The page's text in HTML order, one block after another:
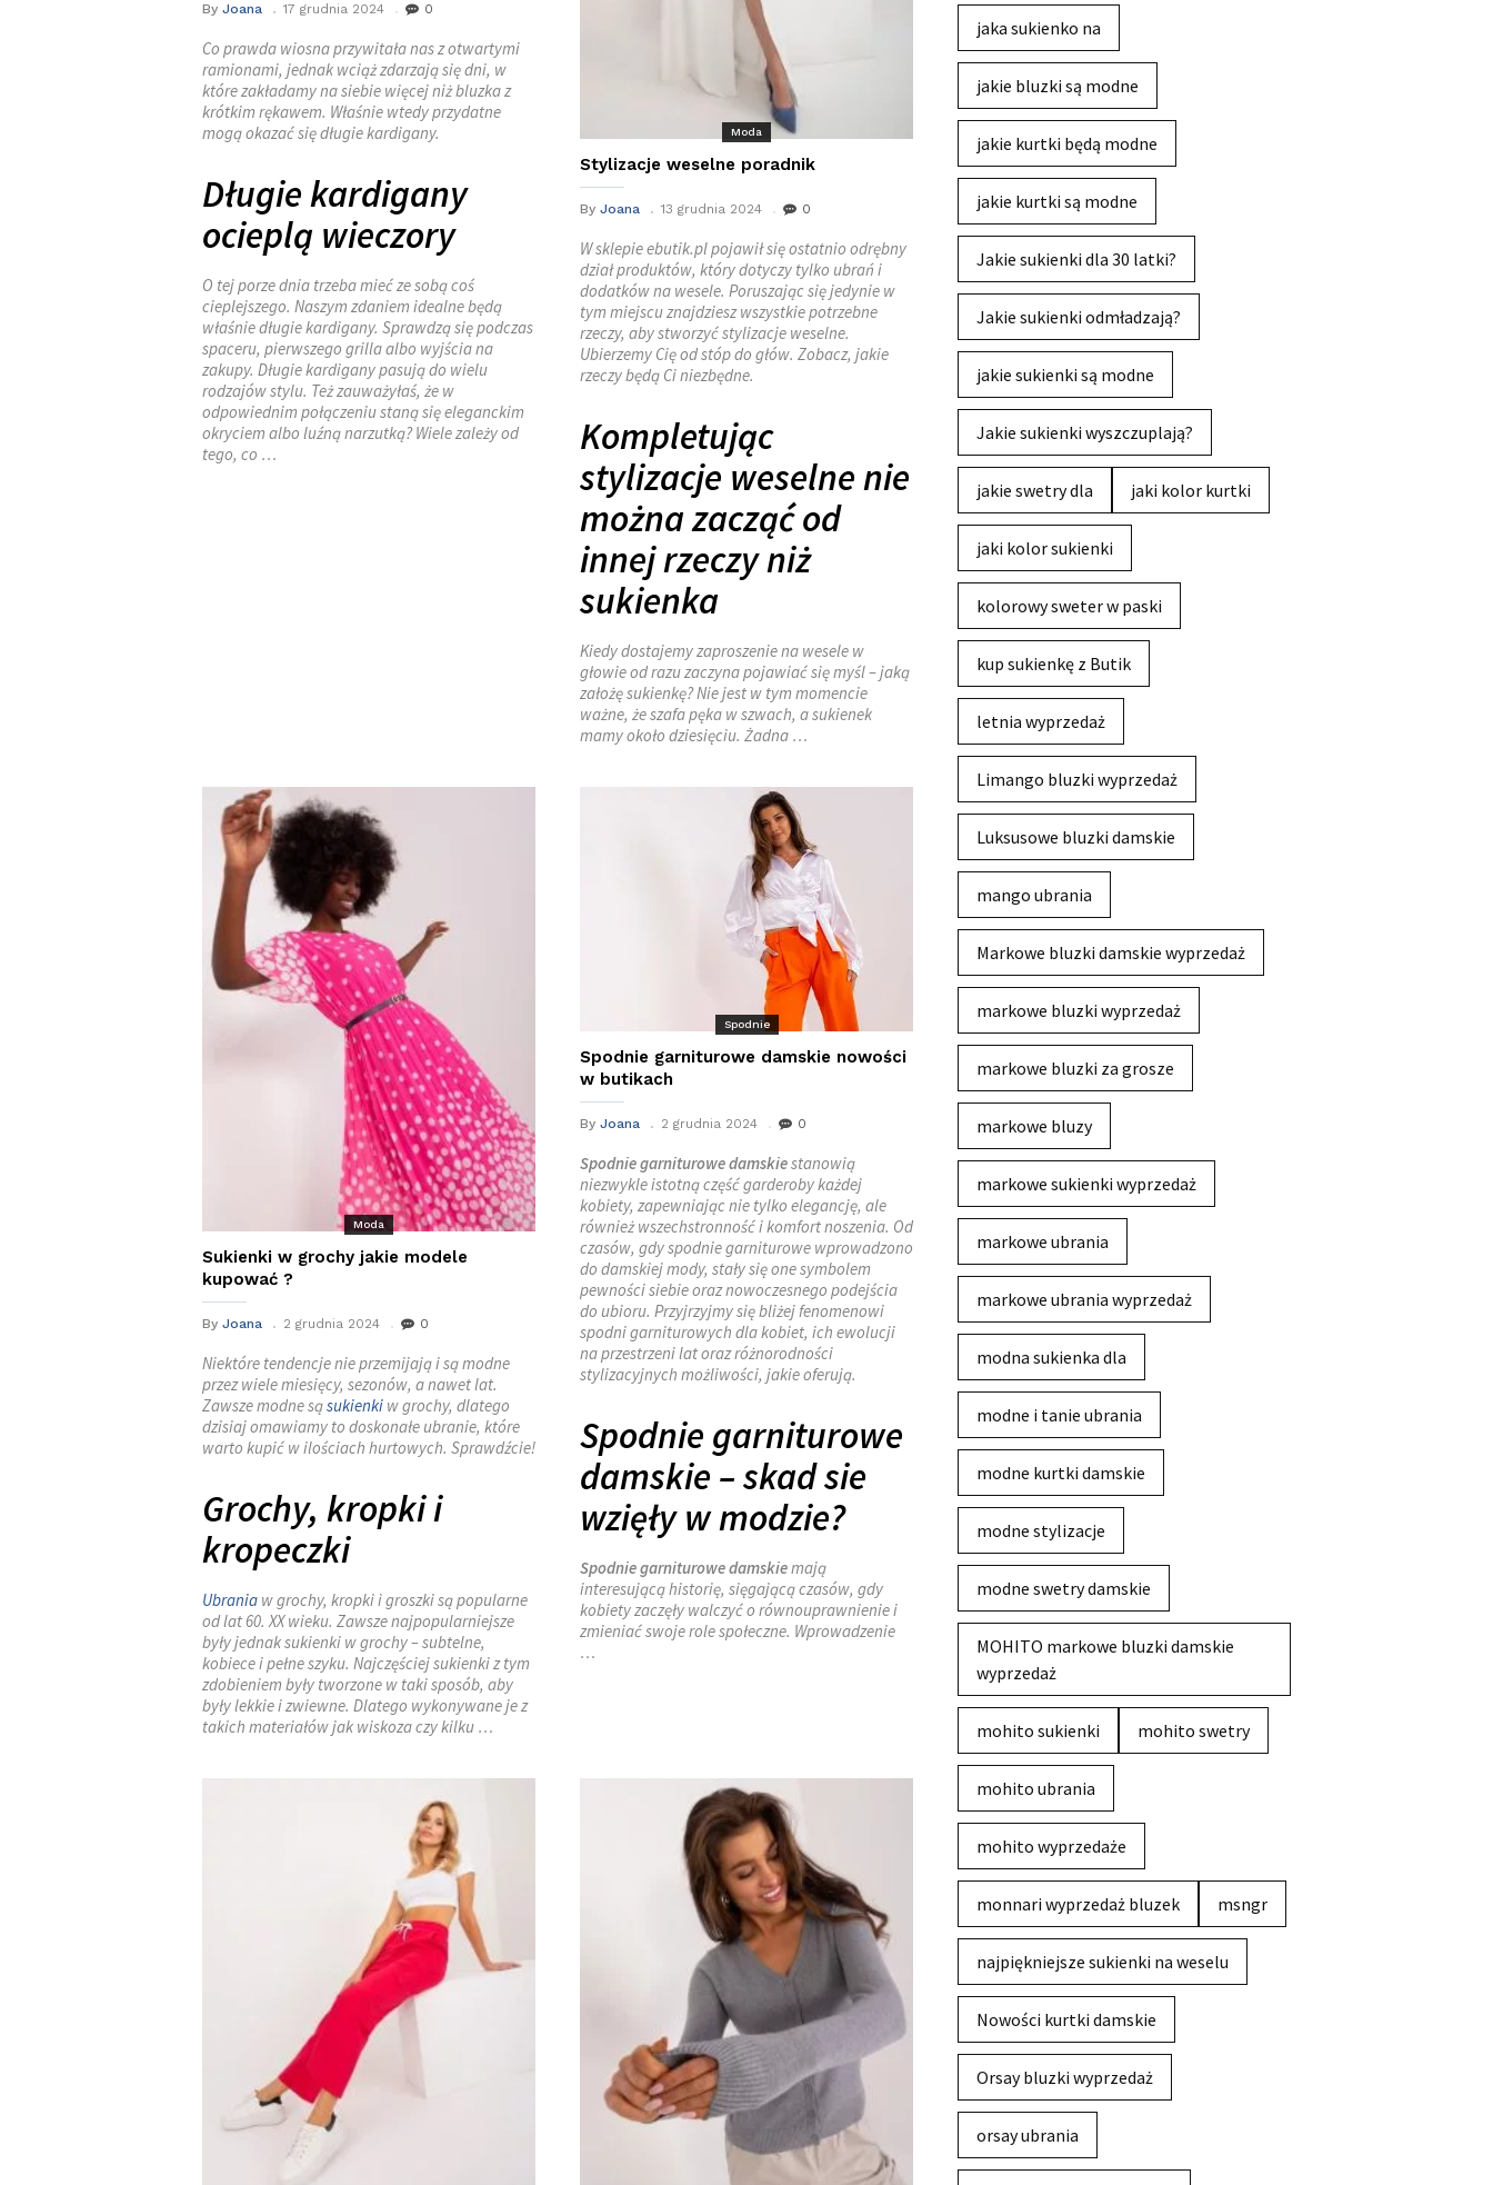
By Joana 17 grudnia 2024 0
Co prawda wiosna przywitała nas z otwartymi
ramionami, jednak wciąż zdarzają się dni, w
które zakładamy na siebie więcej niż bluzka z
krótkim rękawem. Właśnie wtedy przydatne
mogą okazać się długie kardigany.
Długie kardigany
ocieplą wieczory
O tej porze dnia trzeba mieć ze sobą coś
cieplejszego. Naszym zdaniem idealne będą
właśnie długie kardigany. Sprawdzą się podczas
spaceru, pierwszego grilla albo wyjścia na
zakupy. Długie kardigany pasują do wielu
rodzajów stylu. Też zauważyłaś, że w
odpowiednim połączeniu staną się eleganckim
okryciem albo luźną narzutką? Wiele zależy od
tego, co …
Moda
Stylizacje weselne poradnik
By Joana 13 grudnia 2024 0
W sklepie ebutik.pl pojawił się ostatnio odrębny
dział produktów, który dotyczy tylko ubrań i
dodatków na wesele. Poruszając się jedynie w
tym miejscu znajdziesz wszystkie potrzebne
rzeczy, aby stworzyć stylizacje weselne.
Ubierzemy Cię od stóp do głów. Zobacz, jakie
rzeczy będą Ci niezbędne.
Kompletując
stylizacje weselne nie
można zacząć od
innej rzeczy niż
sukienka
Kiedy dostajemy zaproszenie na wesele w
głowie od razu zaczyna pojawiać się myśl – jaką
założę sukienkę? Nie jest w tym momencie
ważne, że szafa pęka w szwach, a sukienek
mamy około dziesięciu. Żadna …
Moda
Sukienki w grochy jakie modele
kupować ?
By Joana 2 grudnia 2024 0
Niektóre tendencje nie przemijają i są modne
przez wiele miesięcy, sezonów, a nawet lat.
Zawsze modne sąsukienki w grochy, dlatego
dzisiaj omawiamy to doskonałe ubranie, które
warto kupić w ilościach hurtowych. Sprawdźcie!
Grochy, kropki i
kropeczki
Ubrania w grochy, kropki i groszki są popularne
od lat 60. XX wieku. Zawsze najpopularniejsze
były jednak sukienki w grochy – subtelne,
kobiece i pełne szyku. Najczęściej sukienki z tym
zdobieniem były tworzone w taki sposób, aby
były lekkie i zwiewne. Dlatego wykonywane je z
takich materiałów jak wiskoza czy kilku …
Spodnie
Spodnie garniturowe damskie nowości
w butikach
By Joana 2 grudnia 2024 0
Spodnie garniturowe damskiestanowią
niezwykle istotną część garderoby każdej
kobiety, zapewniając nie tylko elegancję, ale
również wszechstronność i komfort noszenia. Od
czasów, gdy spodnie garniturowe wprowadzono
do damskiej mody, stały się one symbolem
pewności siebie oraz nowoczesnego podejścia
do ubioru. Przyjrzyjmy się bliżej fenomenowi
spodni garniturowych dla kobiet, ich ewolucji
na przestrzeni lat oraz różnorodności
stylizacyjnych możliwości, jakie oferują.
Spodnie garniturowe
damskie – skad sie
wzięły w modzie?
Spodnie garniturowe damskiemają
interesującą historię, sięgającą czasów, gdy
kobiety zaczęły walczyć o równouprawnienie i
zmieniać swoje role społeczne. Wprowadzenie
…
jaka sukienko na
jakie bluzki są modne
jakie kurtki będą modne
jakie kurtki są modne
Jakie sukienki dla 30 latki?
Jakie sukienki odmładzają?
jakie sukienki są modne
Jakie sukienki wyszczuplają?
jakie swetry dla jaki kolor kurtki
jaki kolor sukienki
kolorowy sweter w paski
kup sukienkę z Butik
letnia wyprzedaż
Limango bluzki wyprzedaż
Luksusowe bluzki damskie
mango ubrania
Markowe bluzki damskie wyprzedaż
markowe bluzki wyprzedaż
markowe bluzki za grosze
markowe bluzy
markowe sukienki wyprzedaż
markowe ubrania
markowe ubrania wyprzedaż
modna sukienka dla
modne i tanie ubrania
modne kurtki damskie
modne stylizacje
modne swetry damskie
MOHITO markowe bluzki damskie
wyprzedaż
mohito sukienki mohito swetry
mohito ubrania
mohito wyprzedaże
monnari wyprzedaż bluzek msngr
najpiękniejsze sukienki na weselu
Nowości kurtki damskie
Orsay bluzki wyprzedaż
orsay ubrania